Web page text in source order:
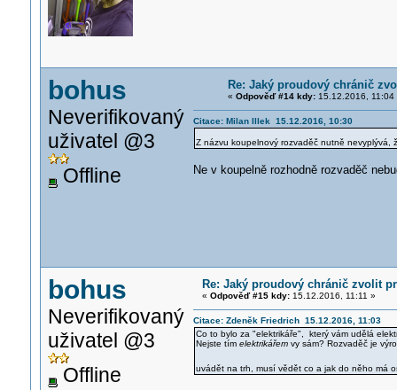
bohus
Neverifikovaný
uživatel @3
Offline
Re: Jaký proudový chránič
« Odpověď #14 kdy:15.12.2016, 11:04
Citace: Milan Illek 15.12.2016, 10:30
Z názvu koupelnový rozvaděč nutně
Ne v koupelně rozhodně rozvaděč
bohus
Neverifikovaný
uživatel @3
Offline
Re: Jaký proudový chránič zvolit
« Odpověď #15 kdy:15.12.2016, 11:11 »
Citace: Zdeněk Friedrich 15.12.2016, 11:03
Co to bylo za "elektrikáře", který vám udělá
Nejste tím elektrikářemvy sám? Rozvaděč je
uvádět na trh, musí vědět co a jak do něho má